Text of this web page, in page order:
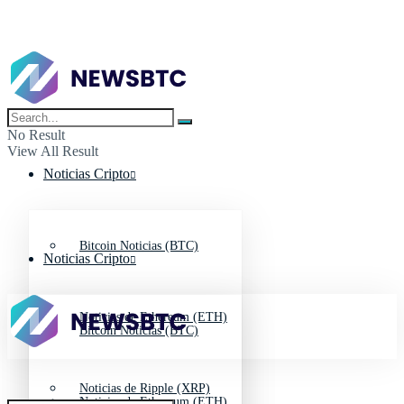
No Result
View All Result
Noticias Cripto
Bitcoin Noticias (BTC)
Noticias de Ethereum (ETH)
Noticias de Ripple (XRP)
Noticias Cripto
Bitcoin Noticias (BTC)